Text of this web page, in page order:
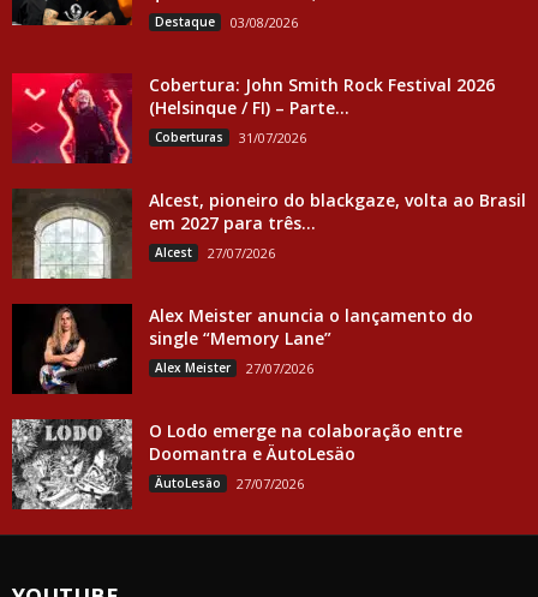
Destaque 03/08/2026
Cobertura: John Smith Rock Festival 2026
(Helsinque / FI) – Parte...
Coberturas 31/07/2026
Alcest, pioneiro do blackgaze, volta ao Brasil
em 2027 para três...
Alcest 27/07/2026
Alex Meister anuncia o lançamento do
single “Memory Lane”
Alex Meister 27/07/2026
O Lodo emerge na colaboração entre
Doomantra e ÄutoLesäo
ÄutoLesäo 27/07/2026